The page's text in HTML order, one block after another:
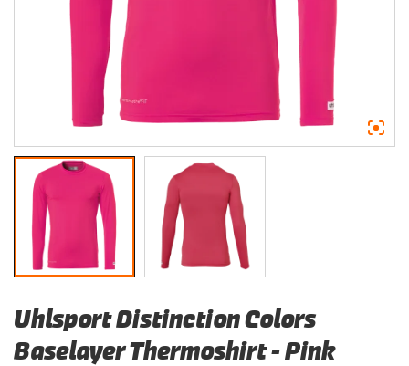
Uhlsport Distinction Colors
Baselayer Thermoshirt – Pink